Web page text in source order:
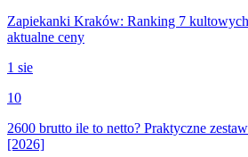
Zapiekanki Kraków: Ranking 7
aktualne ceny
1 sie
10
2600 brutto ile to netto? Praktyczne
[2026]